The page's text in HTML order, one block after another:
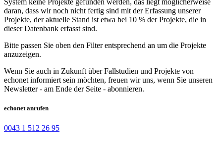
System keine Projekte gefunden werden, das liegt möglicherweise
daran, dass wir noch nicht fertig sind mit der Erfassung unserer
Projekte, der aktuelle Stand ist etwa bei 10 % der Projekte, die in
dieser Datenbank erfasst sind.
Bitte passen Sie oben den Filter entsprechend an um die Projekte
anzuzeigen.
Wenn Sie auch in Zukunft über Fallstudien und Projekte von
echonet informiert sein möchten, freuen wir uns, wenn Sie unseren
Newsletter - am Ende der Seite - abonnieren.
echonet anrufen
0043 1 512 26 95